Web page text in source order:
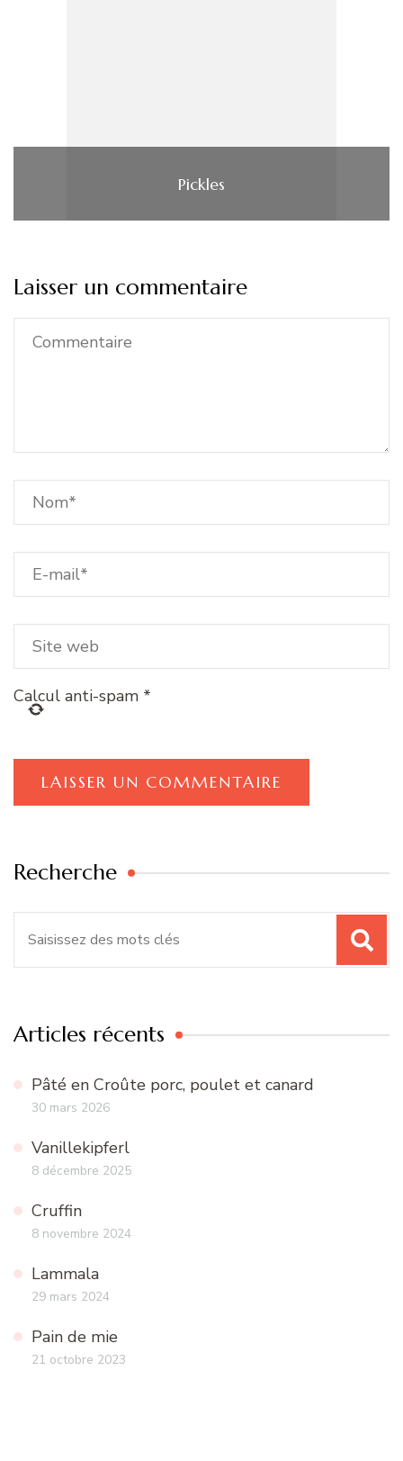
Pickles
Laisser un commentaire
Calcul anti-spam *
Recherche
Articles récents
Pâté en Croûte porc, poulet et canard
30 mars 2026
Vanillekipferl
8 décembre 2025
Cruffin
8 novembre 2024
Lammala
29 mars 2024
Pain de mie
21 octobre 2023